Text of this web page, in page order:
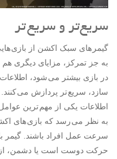
سریع‌تر و سریع تر
به جز تمرکز، مزایای دیگری
در بازی بیشتر می شود،
سازد، سریع تر پردازش می
اطلاعات یکی از مهم ترین
به نظر می رسد که بازی های
سرعت عمل افراد باشند. گیمر
حرکت دوست است یا دشمن، از